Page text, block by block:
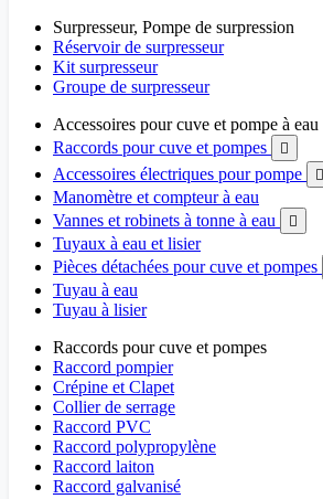
Surpresseur, Pompe de surpression
Réservoir de surpresseur
Kit surpresseur
Groupe de surpresseur
Accessoires pour cuve et pompe à eau
Raccords pour cuve et pompes

Accessoires électriques pour pompe 
Manomètre et compteur à eau
Vannes et robinets à tonne à eau

Tuyaux à eau et lisier
Pièces détachées pour cuve et pompes
Tuyau à eau
Tuyau à lisier
Raccords pour cuve et pompes
Raccord pompier
Crépine et Clapet
Collier de serrage
Raccord PVC
Raccord polypropylène
Raccord laiton
Raccord galvanisé